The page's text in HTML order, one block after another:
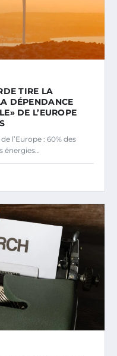
TIRE LA
DÉPENDANCE
DE L’EUROPE
l’Europe : 60% des
énergies…